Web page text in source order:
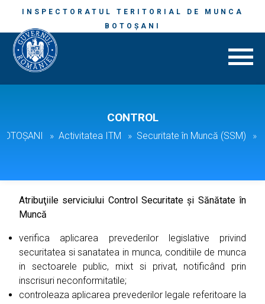
INSPECTORATUL TERITORIAL DE MUNCA
BOTOȘANI
CONTROL
Activitatea ITM Securitate în Muncă (SSM)
Atribuţiile serviciului Control Securitate şi Sănătate în
Muncă
verifica aplicarea prevederilor legislative privind
securitatea si sanatatea in munca, conditiile de munca
in sectoarele public, mixt si privat, notificând prin
inscrisuri neconformitatile;
controleaza aplicarea prevederilor legale referitoare la